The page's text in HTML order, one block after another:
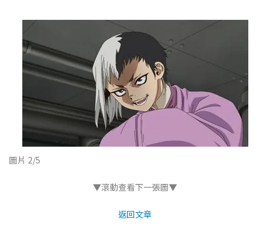
圖片 2/5
▼滾動查看下一張圖▼
返回文章